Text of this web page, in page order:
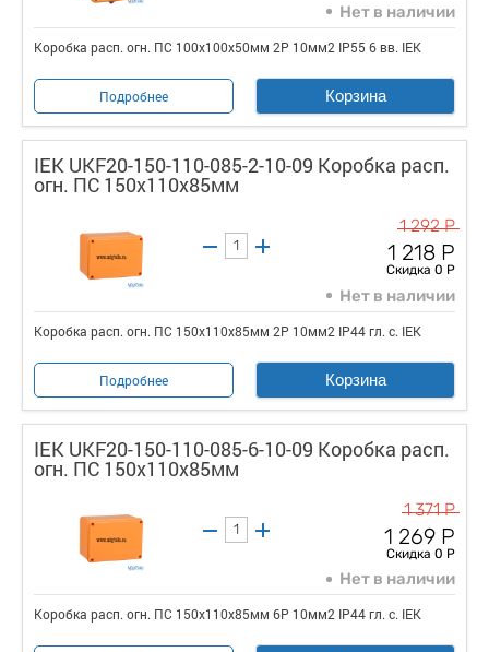
Нет в наличии
Коробка расп. огн. ПС 100х100х50мм 2P 10мм2 IP55 6 вв. IEK
Подробнее Корзина
IEK UKF20-150-110-085-2-10-09 Коробка расп.
огн. ПС 150х110х85мм
1 292 Р
1 218 Р
Скидка 0 Р
Нет в наличии
Коробка расп. огн. ПС 150х110х85мм 2P 10мм2 IP44 гл. с. IEK
Подробнее Корзина
IEK UKF20-150-110-085-6-10-09 Коробка расп.
огн. ПС 150х110х85мм
1 371 Р
1 269 Р
Скидка 0 Р
Нет в наличии
Коробка расп. огн. ПС 150х110х85мм 6P 10мм2 IP44 гл. с. IEK